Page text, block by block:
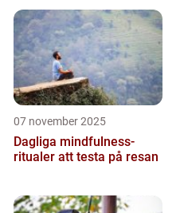
07 november 2025
Dagliga mindfulness-
ritualer att testa på resan